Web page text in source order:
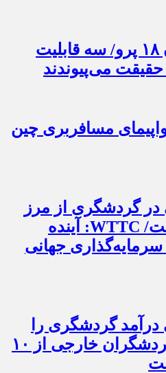
تحول بزرگ در آیفون ۱۸ پرو/ سه قابلیت
حقیقت می‌پیوندند
مسافربری چین
در گردشگری از مرز
یک تریلیون دلار گذشت/ WTTC: آینده
جهانی
درآمد گردشگری را
شکست/ هزینه‌کرد گردشگران خارجی از ۱۰